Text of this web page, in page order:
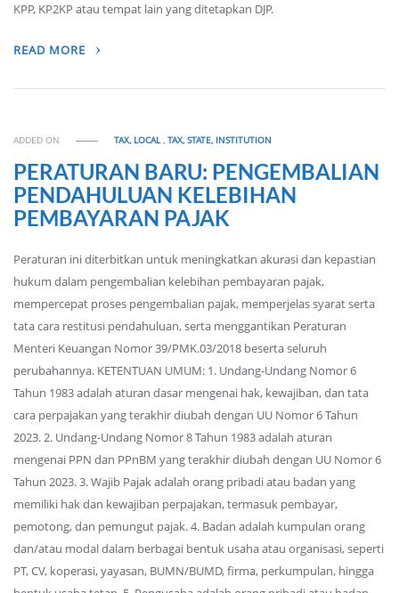
KPP, KP2KP atau tempat lain yang ditetapkan DJP.
READ MORE
ADDED ON TAX, LOCAL,TAX, STATE, INSTITUTION
PERATURAN BARU: PENGEMBALIAN
PENDAHULUAN KELEBIHAN
PEMBAYARAN PAJAK
Peraturan ini diterbitkan untuk meningkatkan akurasi dan kepastian
hukum dalam pengembalian kelebihan pembayaran pajak,
mempercepat proses pengembalian pajak, memperjelas syarat serta
tata cara restitusi pendahuluan, serta menggantikan Peraturan
Menteri Keuangan Nomor 39/PMK.03/2018 beserta seluruh
perubahannya. KETENTUAN UMUM: 1. Undang-Undang Nomor 6
Tahun 1983 adalah aturan dasar mengenai hak, kewajiban, dan tata
cara perpajakan yang terakhir diubah dengan UU Nomor 6 Tahun
2023. 2. Undang-Undang Nomor 8 Tahun 1983 adalah aturan
mengenai PPN dan PPnBM yang terakhir diubah dengan UU Nomor 6
Tahun 2023. 3. Wajib Pajak adalah orang pribadi atau badan yang
memiliki hak dan kewajiban perpajakan, termasuk pembayar,
pemotong, dan pemungut pajak. 4. Badan adalah kumpulan orang
dan/atau modal dalam berbagai bentuk usaha atau organisasi, seperti
PT, CV, koperasi, yayasan, BUMN/BUMD, firma, perkumpulan, hingga